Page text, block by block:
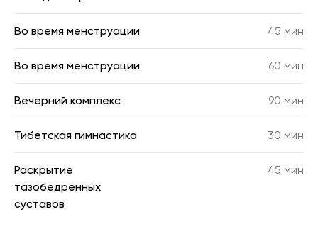
Во время менструации 45 мин
Во время менструации 60 мин
Вечерний комплекс 90 мин
Тибетская гимнастика 30 мин
Раскрытие
тазобедренных
суставов
45 мин